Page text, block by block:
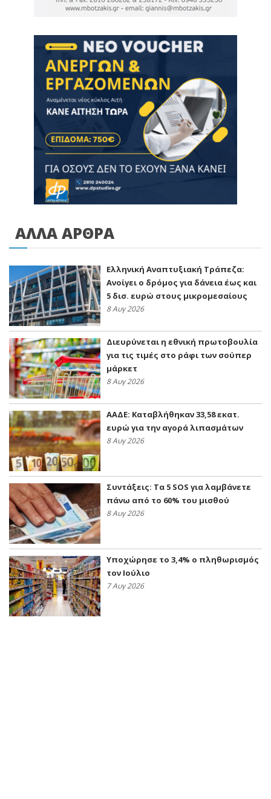
ΑΛΛΑ ΑΡΘΡΑ
Ελληνική Αναπτυξιακή Τράπεζα:
Ανοίγει ο δρόμος για δάνεια έως και
5 δισ. ευρώ στους μικρομεσαίους
8 Αυγ 2026
Διευρύνεται η εθνική πρωτοβουλία
για τις τιμές στο ράφι των σούπερ
μάρκετ
8 Αυγ 2026
ΑΑΔΕ: Kαταβλήθηκαν 33,58 εκατ.
ευρώ για την αγορά λιπασμάτων
8 Αυγ 2026
Συντάξεις: Τα 5 SOS για λαμβάνετε
πάνω από το 60% του μισθού
8 Αυγ 2026
Υποχώρησε το 3,4% ο πληθωρισμός
τον Ιούλιο
7 Αυγ 2026